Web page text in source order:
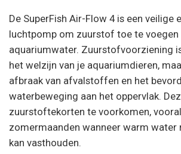
De SuperFish Air-Flow 4 is een veilige
luchtpomp om zuurstof toe te voegen
aquariumwater. Zuurstofvoorziening
het welzijn van je aquariumdieren,
afbraak van afvalstoffen en het
waterbeweging aan het oppervlak.
zuurstoftekorten te voorkomen,
zomermaanden wanneer warm
kan vasthouden.